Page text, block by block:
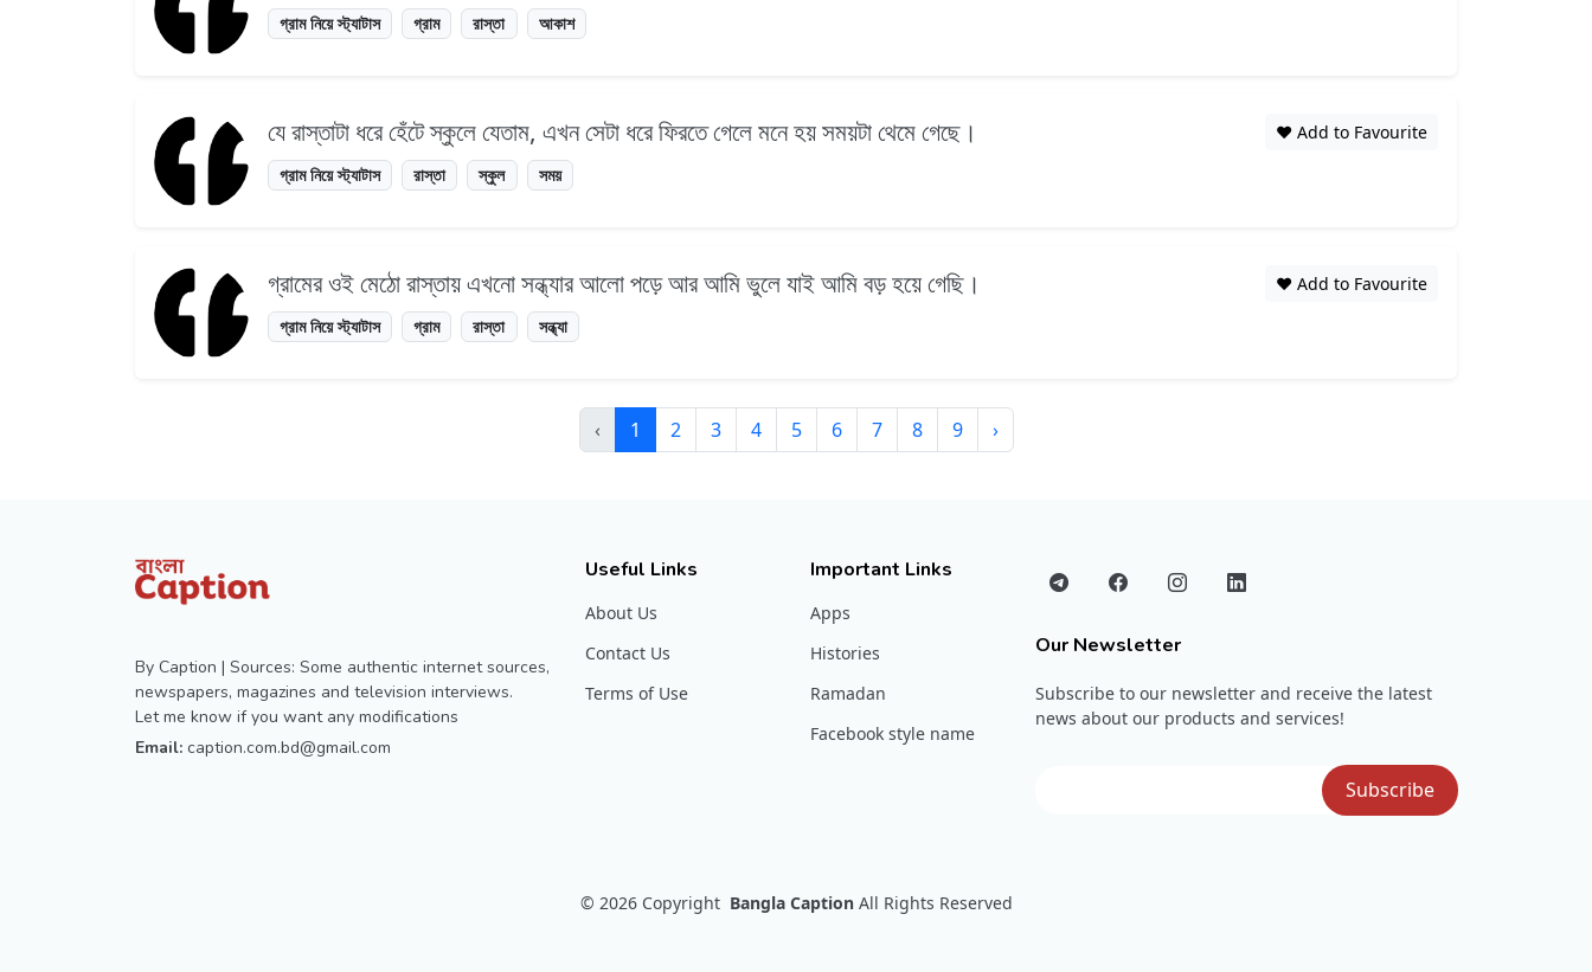
গ্রাম নিয়ে স্ট্যাটাস গ্রাম রাস্তা আকাশ
যে রাস্তাটা ধরে হেঁটে স্কুলে যেতাম, এখন সেটা ধরে ফিরতে গেলে মনে হয় সময়টা থেমে গেছে।
গ্রাম নিয়ে স্ট্যাটাস রাস্তা স্কুল সময়
❤️ Add to Favourite
গ্রামের ওই মেঠো রাস্তায় এখনো সন্ধ্যার আলো পড়ে আর আমি ভুলে যাই আমি বড় হয়ে গেছি।
গ্রাম নিয়ে স্ট্যাটাস গ্রাম রাস্তা সন্ধ্যা
❤️ Add to Favourite
‹ 1 2 3 4 5 6 7 8 9 ›
By Caption | Sources: Some authentic internet sources,
newspapers, magazines and television interviews.
Let me know if you want any modifications
Email: caption.com.bd@gmail.com
Useful Links
About Us
Contact Us
Terms of Use
Important Links
Apps
Histories
Ramadan
Facebook style name
Our Newsletter
Subscribe to our newsletter and receive the latest
news about our products and services!
© 2026 Copyright Bangla Caption All Rights Reserved